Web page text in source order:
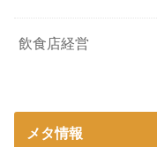
飲食店経営
メタ情報